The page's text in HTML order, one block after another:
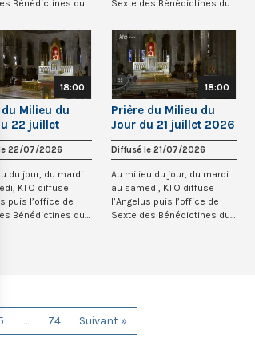
Bénédictines du
Sexte des Bénédictines du
18:00
du Milieu du
22 juillet
au Sacré-Coeur
22/07/2026
du jour, du mardi
KTO diffuse
puis l’office de
Bénédictines du
18:00
Prière du Milieu du
Jour du 21 juillet 2026
au Sacré-Coeur de
Montmartre
Diffusé le 21/07/2026
Au milieu du jour, du mardi
au samedi, KTO diffuse
l’Angelus puis l’office de
Sexte des Bénédictines du
… 74 Suivant »